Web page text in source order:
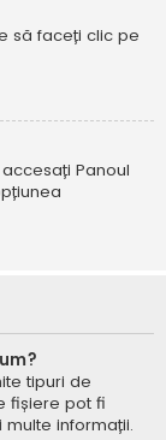
să faceți clic pe
Panoul
tipuri de
fișiere pot fi
informații.